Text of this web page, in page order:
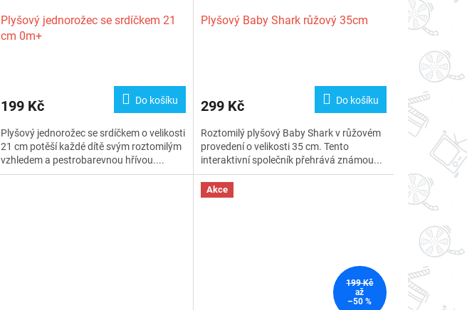
Plyšový jednorožec se srdíčkem 21
cm 0m+
199 Kč Do košíku
Plyšový jednorožec se srdíčkem o velikosti
21 cm potěší každé dítě svým roztomilým
vzhledem a pestrobarevnou hřívou....
Plyšový Baby Shark růžový 35cm
je
z
5
hvězdiček.
299 Kč Do košíku
Roztomilý plyšový Baby Shark v růžovém
provedení o velikosti 35 cm. Tento
interaktivní společník přehrává známou...
Akce
199 Kč
až
–50 %